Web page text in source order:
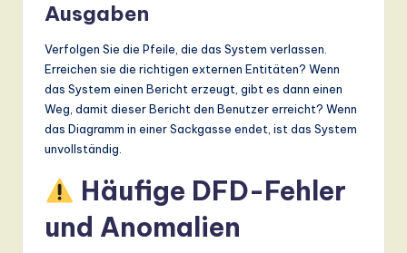
Ausgaben
Verfolgen Sie die Pfeile, die das System verlassen.
Erreichen sie die richtigen externen Entitäten? Wenn
das System einen Bericht erzeugt, gibt es dann einen
Weg, damit dieser Bericht den Benutzer erreicht? Wenn
das Diagramm in einer Sackgasse endet, ist das System
unvollständig.
Häufige DFD-Fehler
und Anomalien